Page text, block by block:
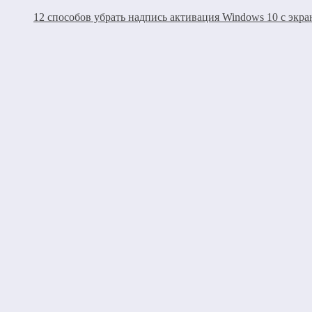
12 способов убрать надпись активация Windows 10 с